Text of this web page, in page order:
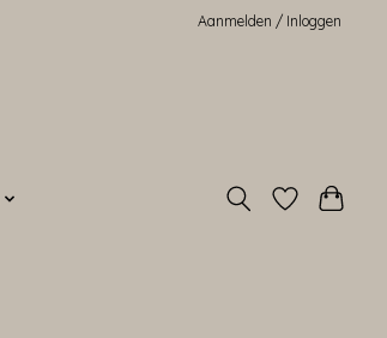
Aanmelden / Inloggen